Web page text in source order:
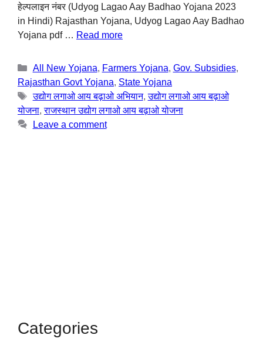
हेल्पलाइन नंबर (Udyog Lagao Aay Badhao Yojana 2023
in Hindi) Rajasthan Yojana, Udyog Lagao Aay Badhao
Yojana pdf … Read more
All New Yojana, Farmers Yojana, Gov. Subsidies,
Rajasthan Govt Yojana, State Yojana
उद्योग लगाओ आय बढ़ाओ अभियान,उद्योग लगाओ आय बढ़ाओ
योजना,राजस्थान उद्योग लगाओ आय बढ़ाओ योजना
Leave a comment
Categories